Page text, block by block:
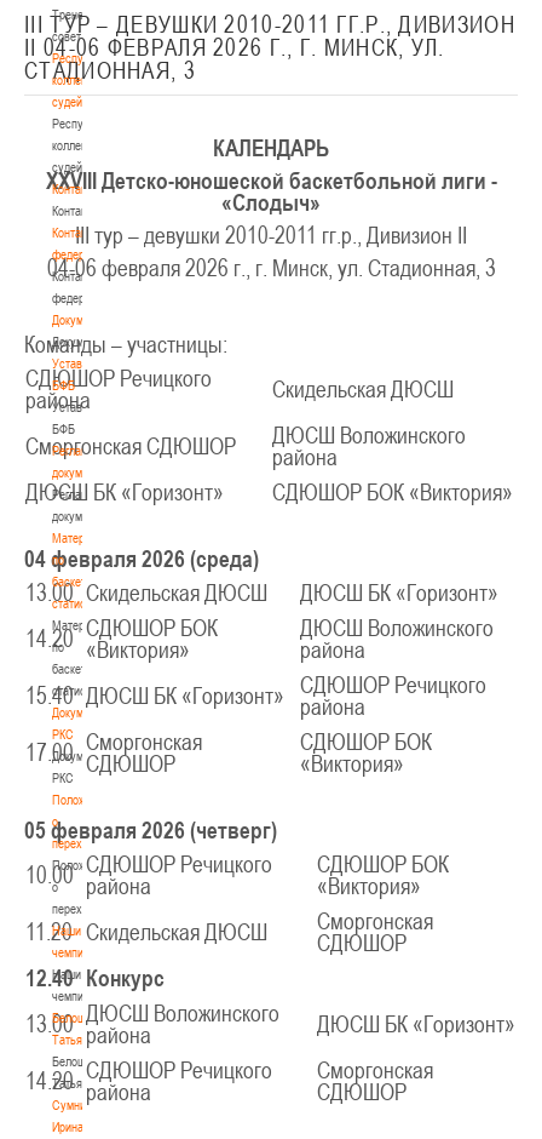
Тренерский
совет
Республиканская
коллегия
судей
Республиканская
коллегия
судей
Контакты
Контакты
Контакты
федерации
Контакты
федерации
Документы
Документы
Устав
БФБ
Устав
БФБ
Регламентирующие
документы
Регламентирующие
документы
Материалы
по
баскетбольной
статистике
Материалы
по
баскетбольной
статистике
Документы
РКС
Документы
РКС
Положение
о
переходах
Положение
о
переходах
Наши
чемпионы
Наши
чемпионы
Белошапко
Татьяна
Белошапко
Татьяна
Сумникова
Ирина
III ТУР – ДЕВУШКИ 2010-2011 ГГ.Р., ДИВИЗИОН
II 04-06 ФЕВРАЛЯ 2026 Г., Г. МИНСК, УЛ.
СТАДИОННАЯ, 3
КАЛЕНДАРЬ
XXVIIIДетско-юношеской баскетбольной лиги -
«Слодыч»
III тур – девушки 2010-2011 гг.р., Дивизион II
04-06 февраля 2026 г., г. Минск, ул. Стадионная, 3
Команды – участницы:
СДЮШОР Речицкого
района
Скидельская ДЮСШ
Сморгонская СДЮШОР
ДЮСШ Воложинского
района
ДЮСШ БК «Горизонт»
СДЮШОР БОК «Виктория»
04 февраля 2026 (среда)
13.00Скидельская ДЮСШ
ДЮСШ БК «Горизонт»
14.20 СДЮШОР БОК
«Виктория»
ДЮСШ Воложинского
района
15.40 ДЮСШ БК «Горизонт»
СДЮШОР Речицкого
района
17.00 Сморгонская
СДЮШОР
СДЮШОР БОК
«Виктория»
05 февраля 2026 (четверг)
10.00 СДЮШОР Речицкого
района
СДЮШОР БОК
«Виктория»
11.20 Скидельская ДЮСШ
Сморгонская
СДЮШОР
12.40 Конкурс
13.00ДЮСШ Воложинского
района
ДЮСШ БК «Горизонт»
14.20 СДЮШОР Речицкого
района
Сморгонская
СДЮШОР